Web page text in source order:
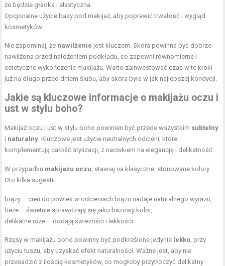
że będzie gładka i elastyczna.
Opcjonalne użycie bazy pod makijaż, aby poprawić trwałość i wygląd
kosmetyków.
Nie zapominaj, że nawilżenie jest kluczem. Skóra powinna być dobrze
nawilżona przed nałożeniem podkładu, co zapewni równomierne i
estetyczne wykończenie makijażu. Warto zainwestować czas w te kroki
już na długo przed dniem ślubu, aby skóra była w jak najlepszej kondycji.
Jakie są kluczowe informacje o makijażu oczu i
ust w stylu boho?
Makijaż oczu i ust w stylu boho powinien być przede wszystkim subtelny
i naturalny . Kluczowe jest użycie neutralnych odcieni, które
komplementują całość stylizacji, z naciskiem na elegancję i delikatność.
W przypadku makijażu oczu , stawiaj na klasyczne, stonowane kolory.
Oto kilka sugestii:
brązy – cień do powiek w odcieniach brązu nadaje naturalnego wyrazu,
beże – świetnie sprawdzają się jako bazowy kolor,
delikatne róże – dodają świeżości i lekkości.
Rzęsy w makijażu boho powinny być podkreślone jedynie lekko , przy
użyciu tuszu, aby uzyskać efekt naturalności. Ważne jest, aby nie
przesadzić z ilością kosmetyków, co mogłoby przytłoczyć delikatny